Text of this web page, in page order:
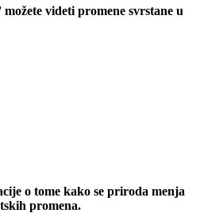
videti promene svrstane u
o tome kako se priroda menja
promena.